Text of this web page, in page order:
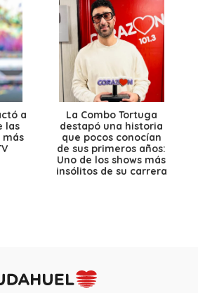
a
las
La Combo Tortuga
destapó una historia
que pocos conocían
de sus primeros años:
Uno de los shows más
insólitos de su carrera